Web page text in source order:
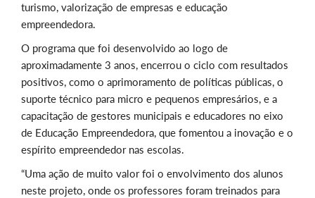
turismo, valorização de empresas e educação
empreendedora.
O programa que foi desenvolvido ao logo de
aproximadamente 3 anos, encerrou o ciclo com resultados
positivos, como o aprimoramento de políticas públicas, o
suporte técnico para micro e pequenos empresários, e a
capacitação de gestores municipais e educadores no eixo
de Educação Empreendedora, que fomentou a inovação e o
espírito empreendedor nas escolas.
“Uma ação de muito valor foi o envolvimento dos alunos
neste projeto, onde os professores foram treinados para